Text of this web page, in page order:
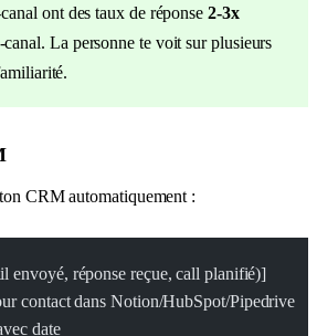
ont des taux de réponse 2-3x
La personne te voit sur plusieurs
CRM automatiquement :
envoyé, réponse reçue, call planifié)]
contact dans Notion/HubSpot/Pipedrive
date